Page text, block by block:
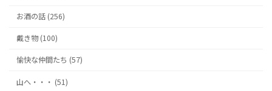
お酒の話 (256)
戴き物 (100)
愉快な仲間たち (57)
山へ・・・ (51)